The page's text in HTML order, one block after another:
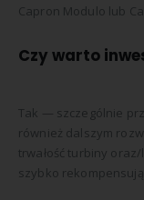
Capron Modulo lub
Czy warto
Tak — szczególnie
również dalszym
trwałość turbiny
szybko rekompensują